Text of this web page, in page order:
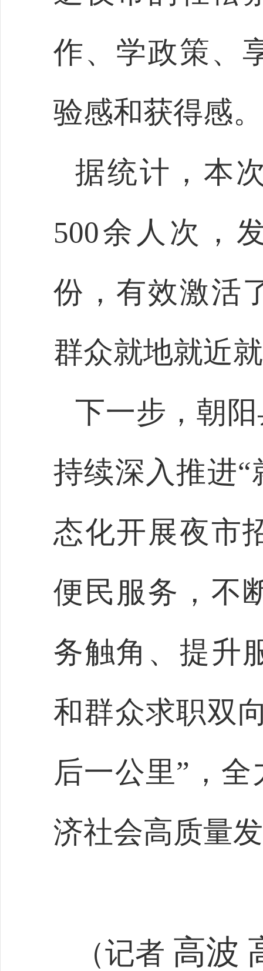
作、学政策、
验感和获得感。
据统计，本
500余人次，
份，有效激活
群众就地就近
下一步，朝
持续深入推进“
态化开展夜市
便民服务，不
务触角、提升
和群众求职双
后一公里”，
济社会高质量
（记者 高波